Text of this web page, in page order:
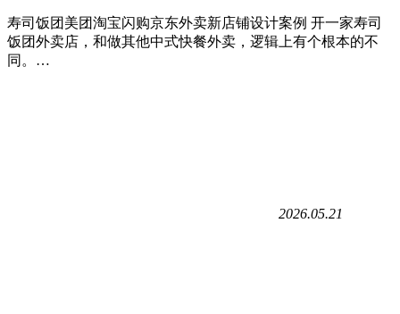
寿司饭团美团淘宝闪购京东外卖新店铺设计案例 开一家寿司
饭团外卖店，和做其他中式快餐外卖，逻辑上有个根本的不
同。…
2026.05.21